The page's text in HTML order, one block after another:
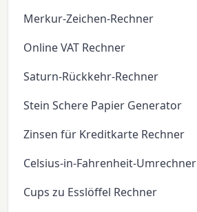
Merkur-Zeichen-Rechner
Online VAT Rechner
Saturn-Rückkehr-Rechner
Stein Schere Papier Generator
Zinsen für Kreditkarte Rechner
Celsius-in-Fahrenheit-Umrechner
Cups zu Esslöffel Rechner